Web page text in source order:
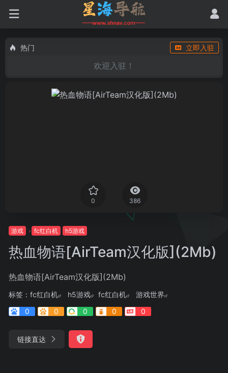
热门 立即入驻
欢迎入驻！
0 386
游戏 fc红白机 h5游戏
热血物语[AirTeam汉化版](2Mb)
热血物语[AirTeam汉化版](2Mb)
标签： fc红白机 h5游戏 fc红白机
游戏世界
0
0 0 0 0
链接直达